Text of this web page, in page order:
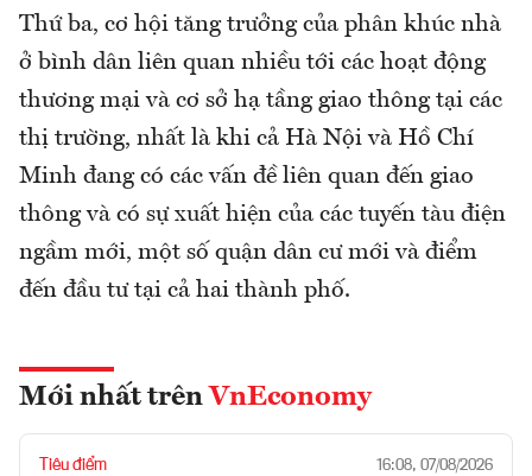
Thứ ba, cơ hội tăng trưởng của phân khúc nhà
ở bình dân liên quan nhiều tới các hoạt động
thương mại và cơ sở hạ tầng giao thông tại các
thị trường, nhất là khi cả Hà Nội và Hồ Chí
Minh đang có các vấn đề liên quan đến giao
thông và có sự xuất hiện của các tuyến tàu điện
ngầm mới, một số quận dân cư mới và điểm
đến đầu tư tại cả hai thành phố.
Mới nhất trên VnEconomy
Tiêu điểm 16:08, 07/08/2026